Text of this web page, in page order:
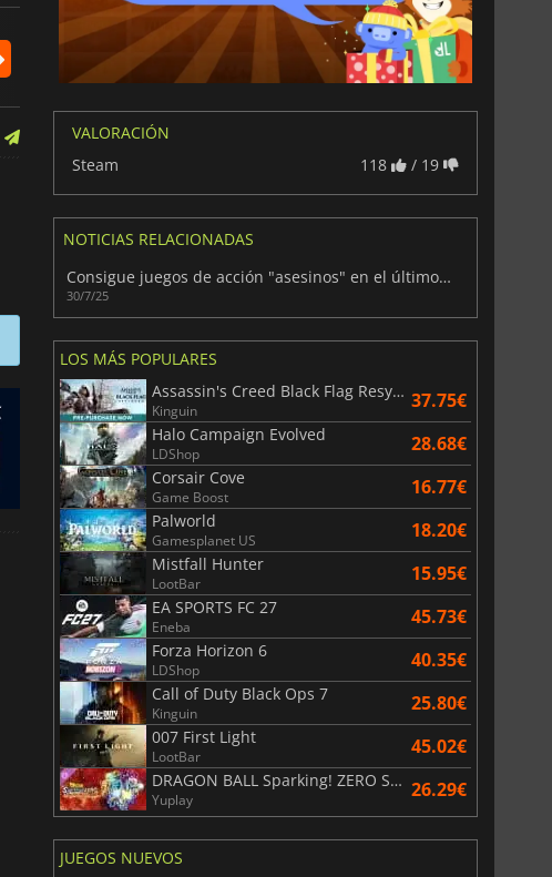
6.75€
Total War WARHAMMER 3
15.48
VALORACIÓN
Steam
118 / 19
NOTICIAS RELACIONADAS
Consigue juegos de acción "asesinos" en el último paquete de Fanatical
30/7/25
LOS MÁS POPULARES
Assassin's Creed Black Flag Resynced
Kinguin 37.75€
Halo Campaign Evolved
LDShop 28.68€
Corsair Cove
Game Boost 16.77€
Palworld
Gamesplanet US 18.20€
Mistfall Hunter
LootBar 15.95€
EA SPORTS FC 27
Eneba 45.73€
Forza Horizon 6
LDShop 40.35€
Call of Duty Black Ops 7
Kinguin 25.80€
007 First Light
LootBar 45.02€
DRAGON BALL Sparking! ZERO Super Limit Breaking NEO
Yuplay 26.29€
JUEGOS NUEVOS